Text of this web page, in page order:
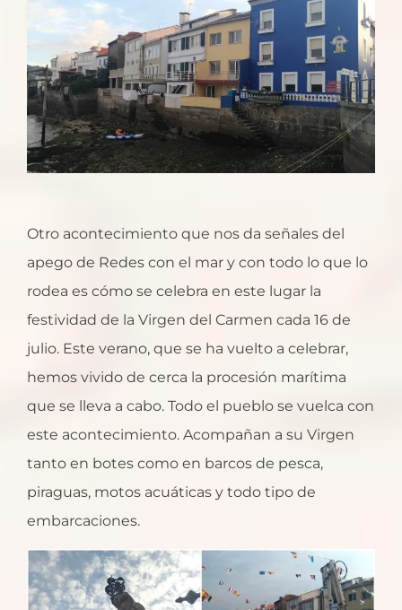
Otro acontecimiento que nos da señales del
apego de Redes con el mar y con todo lo que lo
rodea es cómo se celebra en este lugar la
festividad de la Virgen del Carmen cada 16 de
julio. Este verano, que se ha vuelto a celebrar,
hemos vivido de cerca la procesión marítima
que se lleva a cabo. Todo el pueblo se vuelca con
este acontecimiento. Acompañan a su Virgen
tanto en botes como en barcos de pesca,
piraguas, motos acuáticas y todo tipo de
embarcaciones.